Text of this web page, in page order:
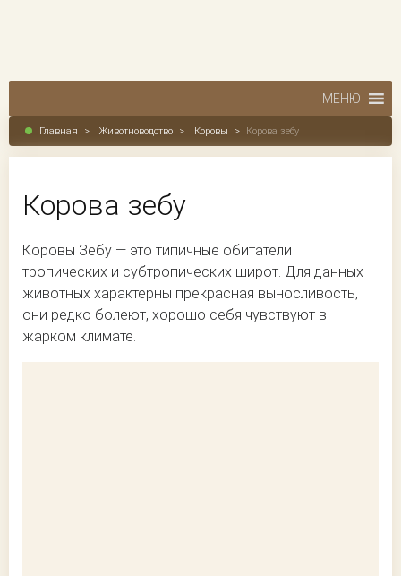
МЕНЮ
Главная > Животноводство > Коровы > Корова зебу
Корова зебу
Коровы Зебу — это типичные обитатели
тропических и субтропических широт. Для данных
животных характерны прекрасная выносливость,
они редко болеют, хорошо себя чувствуют в
жарком климате.